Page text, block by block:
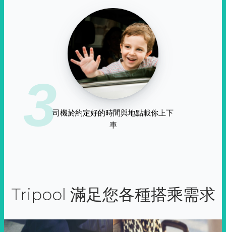
3司機於約定好的時間與地點載你上下
車
Tripool 滿足您各種搭乘需求